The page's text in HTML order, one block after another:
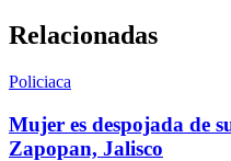
Relacionadas
Policiaca
Mujer es despojada de
Zapopan, Jalisco